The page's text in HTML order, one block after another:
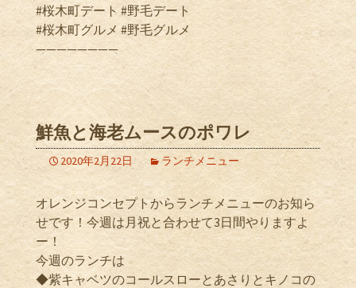
#桜木町デート #野毛デート
#桜木町グルメ #野毛グルメ
————————
鮮魚と海老ムースのポワレ
2020年2月22日 ランチメニュー
オレンジコンセプトからランチメニューのお知ら
せです！今週は月祝と合わせて3日間やりますよ
ー！
今週のランチは
◆紫キャベツのコールスローとあさりとキノコの